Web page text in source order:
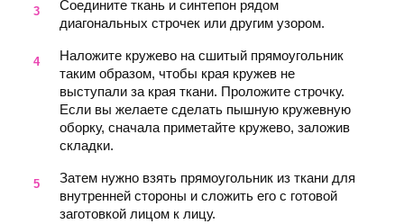
Соедините ткань и синтепон рядом
диагональных строчек или другим узором.
Наложите кружево на сшитый прямоугольник
таким образом, чтобы края кружев не
выступали за края ткани. Проложите строчку.
Если вы желаете сделать пышную кружевную
оборку, сначала приметайте кружево, заложив
складки.
Затем нужно взять прямоугольник из ткани для
внутренней стороны и сложить его с готовой
заготовкой лицом к лицу.